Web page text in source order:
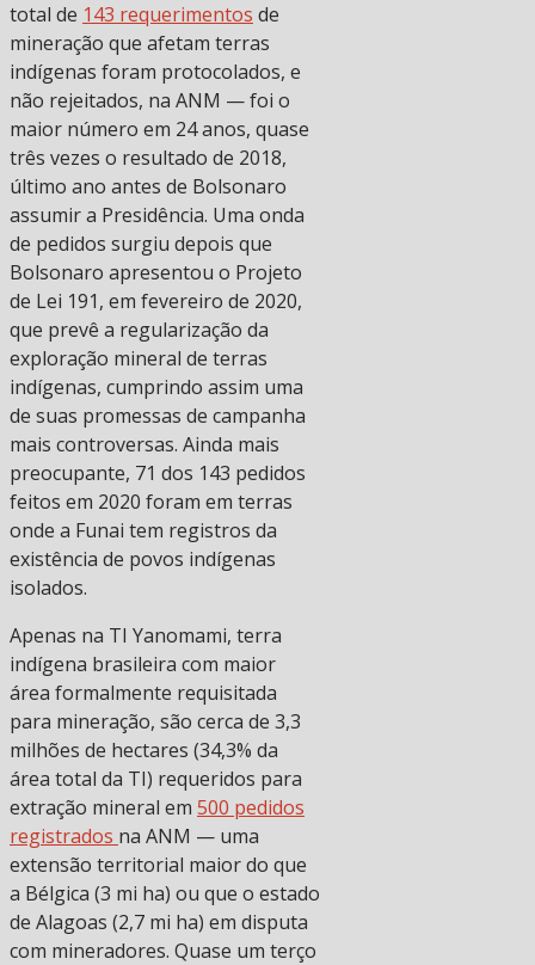
total de 143 requerimentos de
mineração que afetam terras
indígenas foram protocolados, e
não rejeitados, na ANM — foi o
maior número em 24 anos, quase
três vezes o resultado de 2018,
último ano antes de Bolsonaro
assumir a Presidência. Uma onda
de pedidos surgiu depois que
Bolsonaro apresentou o Projeto
de Lei 191, em fevereiro de 2020,
que prevê a regularização da
exploração mineral de terras
indígenas, cumprindo assim uma
de suas promessas de campanha
mais controversas. Ainda mais
preocupante, 71 dos 143 pedidos
feitos em 2020 foram em terras
onde a Funai tem registros da
existência de povos indígenas
isolados.
Apenas na TI Yanomami, terra
indígena brasileira com maior
área formalmente requisitada
para mineração, são cerca de 3,3
milhões de hectares (34,3% da
área total da TI) requeridos para
extração mineral em 500 pedidos
registrados na ANM — uma
extensão territorial maior do que
a Bélgica (3 mi ha) ou que o estado
de Alagoas (2,7 mi ha) em disputa
com mineradores. Quase um terço